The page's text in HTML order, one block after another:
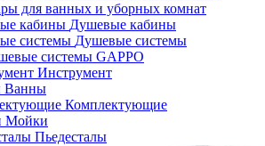
для ванных и уборных комнат
Душевые кабины
Душевые системы
системы GAPPO
Инструмент
Ванны
Комплектующие
Мойки
Пьедесталы